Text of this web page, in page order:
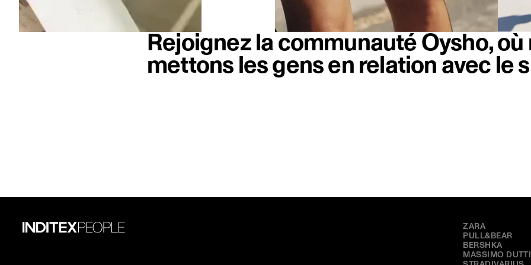
Rejoignez la communauté Oysho, où
mettons les gens en relation avec le
MARQUES
ZARA
PULL&BEAR
BERSHKA
MASSIMO DUTTI